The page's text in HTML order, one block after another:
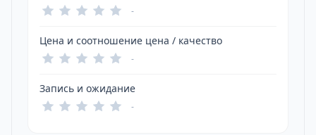
-
Цена и соотношение цена / качество
-
Запись и ожидание
-